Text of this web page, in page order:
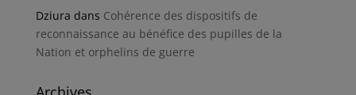
Dziura dans Cohérence des dispositifs de
reconnaissance au bénéfice des pupilles de la
Nation et orphelins de guerre